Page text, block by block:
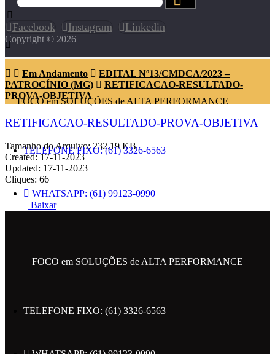
FOCO em SOLUÇÕES de ALTA PERFORMANCE
TELEFONE FIXO: (61) 3326-6563
WHATSAPP: (61) 99123-0990
Facebook Instagram Linkedin
Copyright © 2026
Em Andamento
EDITAL Nº13/CMDCA/2023 –
PATROCÍNIO (MG)
RETIFICACAO-RESULTADO-
PROVA-OBJETIVA
RETIFICACAO-RESULTADO-PROVA-OBJETIVA
Tamanho do Arquivo: 232.19 KB
Created: 17-11-2023
Updated: 17-11-2023
Cliques: 66
Baixar
FOCO em SOLUÇÕES de ALTA PERFORMANCE
TELEFONE FIXO: (61) 3326-6563